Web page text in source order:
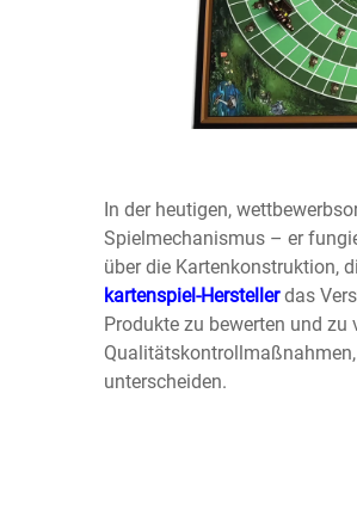
In der heutigen,
Spielmechanismus – er
über die Kartenkonstruktion,
kartenspiel-Herstellerdas
Produkte zu bewerten und
unterscheiden.